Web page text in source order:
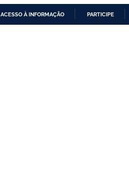
ACESSO À INFORMAÇÃO PARTICIPE